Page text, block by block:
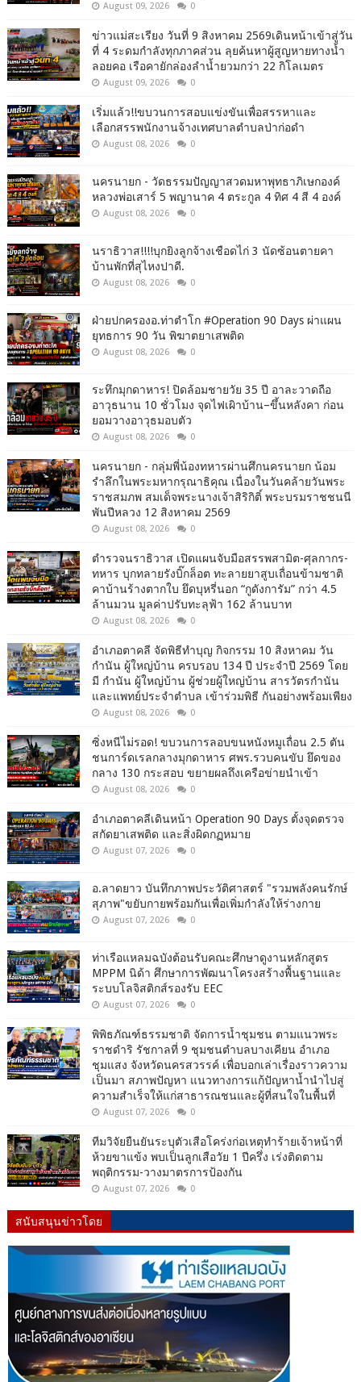
August 09, 2026 0
ข่าวแม่สะเรียง วันที่ 9 สิงหาคม 2569เดินหน้าเข้าสู่วัน
ที่ 4 ระดมกำลังทุกภาคส่วน ลุยค้นหาผู้สูญหายทางน้ำ
ลอยคอ เรือคายักล่องลำน้ำยวมกว่า 22 กิโลเมตร
August 09, 2026 0
เริ่มแล้ว!!ขบวนการสอบแข่งขันเพื่อสรรหาและ
เลือกสรรพนักงานจ้างเทศบาลตำบลป่าก่อดำ
August 08, 2026 0
นครนายก - วัดธรรมปัญญาสวดมหาพุทธาภิเษกองค์
หลวงพ่อเสาร์ 5 พญานาค 4 ตระกูล 4 ทิศ 4 สี 4 องค์
August 08, 2026 0
นราธิวาส!!!!บุกยิงลูกจ้างเชือดไก่ 3 นัดซ้อนตายคา
บ้านพักที่สุไหงปาดี.
August 08, 2026 0
ฝ่ายปกครองอ.ท่าตำโก #Operation 90 Days ผ่าแผน
ยุทธการ 90 วัน พิฆาตยาเสพติด
August 08, 2026 0
ระทึกมุกดาหาร! ปิดล้อมชายวัย 35 ปี อาละวาดถือ
อาวุธนาน 10 ชั่วโมง จุดไฟเผิาบ้าน–ขึ้นหลังคา ก่อน
ยอมวางอาวุธมอบตัว
August 08, 2026 0
นครนายก - กลุ่มพี่น้องทหารผ่านศึกนครนายก น้อม
รำลึกในพระมหากรุณาธิคุณ เนื่องในวันคล้ายวันพระ
ราชสมภพ สมเด็จพระนางเจ้าสิริกิติ์ พระบรมราชชนนี
พันปีหลวง 12 สิงหาคม 2569
August 08, 2026 0
ตำรวจนราธิวาส เปิดแผนจับมือสรรพสามิต-ศุลกากร-
ทหาร บุกทลายรังบิ๊กล็อต ทะลายยาสูบเถื่อนข้ามชาติ
คาบ้านร้างตากใบ ยึดบุหรี่นอก “กูดังการัม” กว่า 4.5
ล้านมวน มูลค่าปรับทะลุฟ้า 162 ล้านบาท
August 08, 2026 0
อำเภอตาคลี จัดพิธีทำบุญ กิจกรรม 10 สิงหาคม วัน
กำนัน ผู้ใหญ่บ้าน ครบรอบ 134 ปี ประจำปี 2569 โดย
มี กำนัน ผู้ใหญ่บ้าน ผู้ช่วยผู้ใหญ่บ้าน สารวัตรกำนัน
และแพทย์ประจำตำบล เข้าร่วมพิธี กันอย่างพร้อมเพียง
August 08, 2026 0
ซิ่งหนีไม่รอด! ขบวนการลอบขนหนังหมูเถื่อน 2.5 ตัน
ชนการ์ดเรลกลางมุกดาหาร ศพร.รวบคนขับ ยึดของ
กลาง 130 กระสอบ ขยายผลถึงเครือข่ายนำเข้า
August 08, 2026 0
อำเภอตาคลีเดินหน้า Operation 90 Days ตั้งจุดตรวจ
สกัดยาเสพติด และสิ่งผิดกฏหมาย
August 07, 2026 0
อ.ลาดยาว บันทึกภาพประวัติศาสตร์ "รวมพลังคนรักษ์
สุภาพ"ขยับกายพร้อมกันเพื่อเพิ่มกำลังให้ร่างกาย
August 07, 2026 0
ท่าเรือแหลมฉบังต้อนรับคณะศึกษาดูงานหลักสูตร
MPPM นิด้า ศึกษาการพัฒนาโครงสร้างพื้นฐานและ
ระบบโลจิสติกส์รองรับ EEC
August 07, 2026 0
พิพิธภัณฑ์ธรรมชาติ จัดการน้ำชุมชน ตามแนวพระ
ราชดำริ รัชกาลที่ 9 ชุมชนตำบลบางเคียน อำเภอ
ชุมแสง จังหวัดนครสวรรค์ เพื่อบอกเล่าเรื่องราวความ
เป็นมา สภาพปัญหา แนวทางการแก้ปัญหาน้ำนำไปสู่
ความสำเร็จให้แก่สาธารณชนและผู้ที่สนใจในพื้นที่
August 07, 2026 0
ทีมวิจัยยืนยันระบุตัวเสือโคร่งก่อเหตุทำร้ายเจ้าหน้าที่
ห้วยขาแข้ง พบเป็นลูกเสือวัย 1 ปีครึ่ง เร่งติดตาม
พฤติกรรม-วางมาตรการป้องกัน
August 07, 2026 0
สนับสนุนข่าวโดย